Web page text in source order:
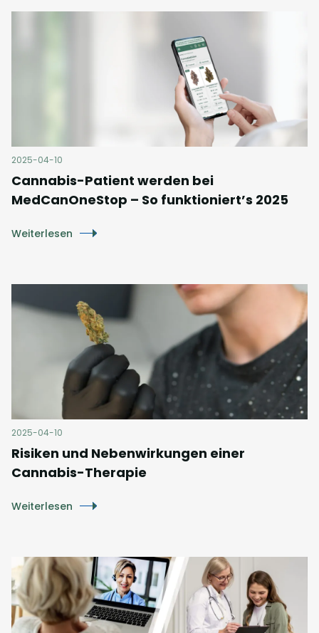
2025-04-10
Cannabis-Patient werden bei
MedCanOneStop – So funktioniert’s 2025
Weiterlesen
2025-04-10
Risiken und Nebenwirkungen einer
Cannabis-Therapie
Weiterlesen